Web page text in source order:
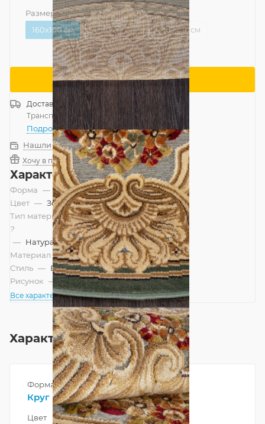
Размер — 160x160 см
160x160 см
200x200 см 240x240 см
Сообщить о поступлении
ДоставкаРоссия
Транспортной компанией
—бесплатно
Подробнее
Нашли дешевле?
Хочу в подарок
Характеристики
Форма — Круг
Цвет — Зеленый
Тип материала
?
— Натуральный
Материал — Вискоза
Стиль — Европейский
Рисунок — Классический
Все характеристики
Характеристики
Форма
Круг
Цвет